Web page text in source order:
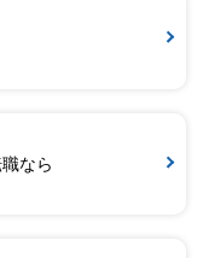
なら